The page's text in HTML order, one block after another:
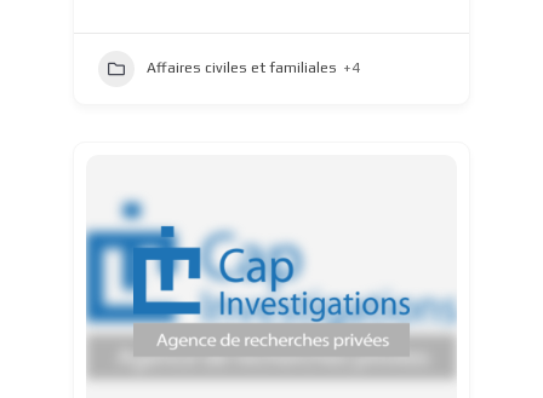
Affaires civiles et familiales +4